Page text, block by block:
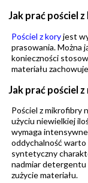
Jak prać pościel
Pościel z koryjest
prasowania. Można
konieczności
materiału
Jak prać pościel
Pościel z mikrofibry
użyciu niewielkiej
wymaga
oddychalność warto
syntetyczny
nadmiar detergentu
zużycie materiału.